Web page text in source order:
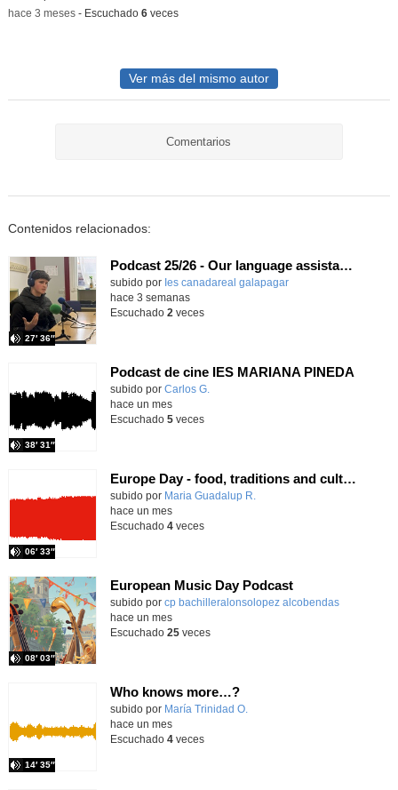
-hace 3 meses- Escuchado 6veces
Ver más del mismo autor
Comentarios
Contenidos relacionados:
Podcast 25/26 - Our language assistant Ellie
subido por Ies canadareal galapagar
27′ 36″
-
hace 3 semanas
Escuchado 2 veces
Podcast de cine IES MARIANA PINEDA
Contenido educativo.
subido por Carlos G.
38′ 31″
hace un mes
Escuchado 5veces
Europe Day - food, traditions and cultures
Contenido educativo.
subido por Maria Guadalup R.
06′ 33″
hace un mes
Escuchado 4veces
European Music Day Podcast
Contenido educativo.
subido por cp bachilleralonsolopez alcobendas
08′ 03″
-
hace un mes
Escuchado 25veces
Who knows more…?
Contenido educativo.
subido por María Trinidad O.
14′ 35″
hace un mes
Escuchado 4veces